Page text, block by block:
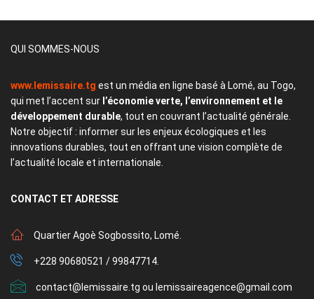
QUI SOMMES-NOUS
www.lemissaire.tg est un média en ligne basé à Lomé, au Togo,
qui met l’accent sur l’économie verte, l’environnement et le
développement durable, tout en couvrant l’actualité générale.
Notre objectif : informer sur les enjeux écologiques et les
innovations durables, tout en offrant une vision complète de
l’actualité locale et internationale.
CONTACT ET ADRESSE
Quartier Agoè Sogbossito, Lomé.
+228 90680521 / 99847714.
contact@lemissaire.tg ou lemissaireagence@gmail.com